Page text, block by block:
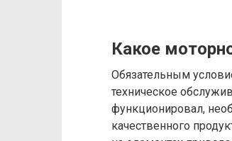
Какое
Обязательным
техническое
функционировал,
качественного